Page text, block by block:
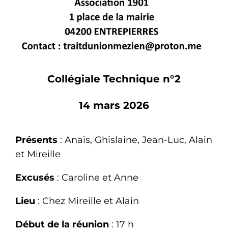
Collégiale Technique n°2
14 mars 2026
Présents : Anaïs, Ghislaine, Jean-Luc, Alain
et Mireille
Excusés : Caroline et Anne
Lieu : Chez Mireille et Alain
Début de la réunion : 17 h